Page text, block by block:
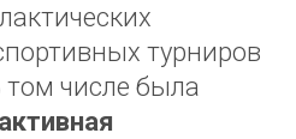
турниров
том числе была